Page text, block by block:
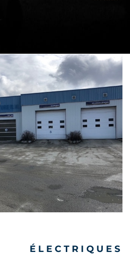
ÉLECTRIQUES